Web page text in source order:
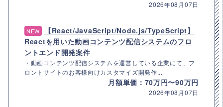
2026年08月07日
NEW
【React/JavaScript/Node.js/TypeScript】
Reactを用いた動画コンテンツ配信システムのフロ
ントエンド開発案件
・動画コンテンツ配信システムを運営している企業にて、フ
ロントサイトのお客様向けカスタマイズ開発作...
月額単価：70万円〜90万円
2026年08月07日